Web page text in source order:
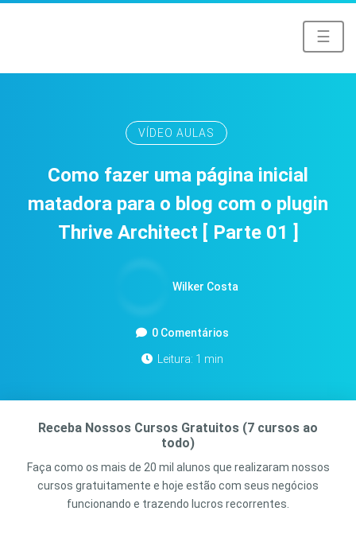
☰
VÍDEO AULAS
Como fazer uma página inicial
matadora para o blog com o plugin
Thrive Architect [ Parte 01 ]
Wilker Costa
0 Comentários
Leitura: 1 min
Receba Nossos Cursos Gratuitos (7 cursos ao
todo)
Faça como os mais de 20 mil alunos que realizaram nossos
cursos gratuitamente e hoje estão com seus negócios
funcionando e trazendo lucros recorrentes.